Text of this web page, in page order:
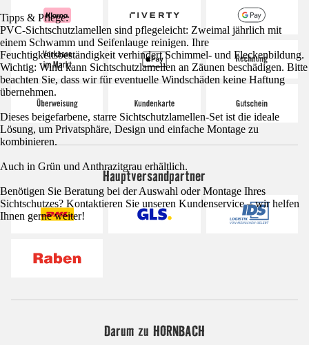
Tipps & Pflege:
PVC-Sichtschutzlamellen sind pflegeleicht: Zweimal jährlich mit
einem Schwamm und Seifenlauge reinigen. Ihre
Feuchtigkeitsbeständigkeit verhindert Schimmel- und Fleckenbildung.
Wichtig: Wind kann Sichtschutzlamellen an Zäunen beschädigen. Bitte
beachten Sie, dass wir für eventuelle Windschäden keine Haftung
übernehmen.
Dieses beigefarbene, starre Sichtschutzlamellen-Set ist die ideale
Lösung, um Privatsphäre, Design und einfache Montage zu
kombinieren.
Auch in Grün und Anthrazitgrau erhältlich.
Benötigen Sie Beratung bei der Auswahl oder Montage Ihres
Sichtschutzes? Kontaktieren Sie unseren Kundenservice – wir helfen
Ihnen gerne weiter!
Hauptversandpartner
Darum zu HORNBACH